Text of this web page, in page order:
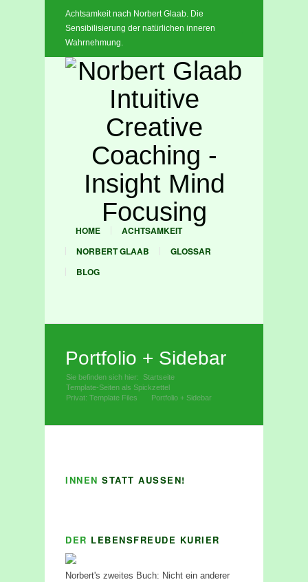
Achtsamkeit nach Norbert Glaab. Die
Sensibilisierung der natürlichen inneren
Wahrnehmung.
HOME
ACHTSAMKEIT
NORBERT GLAAB
GLOSSAR
BLOG
Portfolio + Sidebar
Sie befinden sich hier: Startseite
Template-Seiten als Spickzettel
Privat: Template Files
»
Portfolio + Sidebar
INNEN STATT AUSSEN!
DER LEBENSFREUDE KURIER
Norbert's zweites Buch: Nicht ein anderer